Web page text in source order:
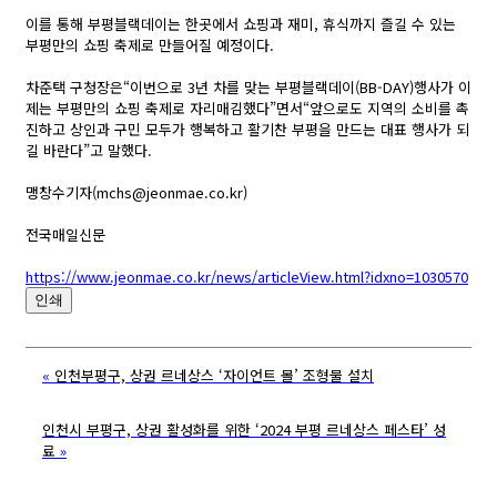
이를 통해 부평블랙데이는 한곳에서 쇼핑과 재미, 휴식까지 즐길 수 있는
부평만의 쇼핑 축제로 만들어질 예정이다.
차준택 구청장은“이번으로 3년 차를 맞는 부평블랙데이(BB-DAY)행사가 이
제는 부평만의 쇼핑 축제로 자리매김했다”면서“앞으로도 지역의 소비를 촉
진하고 상인과 구민 모두가 행복하고 활기찬 부평을 만드는 대표 행사가 되
길 바란다”고 말했다.
맹창수기자(mchs@jeonmae.co.kr)
전국매일신문
https://www.jeonmae.co.kr/news/articleView.html?idxno=1030570
인쇄
« 인천부평구, 상권 르네상스 ‘자이언트 몰’ 조형물 설치
인천시 부평구, 상권 활성화를 위한 ‘2024 부평 르네상스 페스타’ 성
료 »